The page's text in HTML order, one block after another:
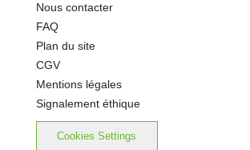
Nous contacter
FAQ
Plan du site
CGV
Mentions légales
Signalement éthique
Cookies Settings